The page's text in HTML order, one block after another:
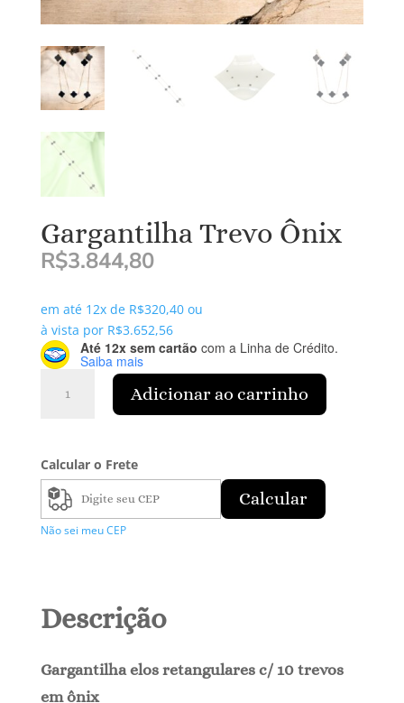
Gargantilha Trevo Ônix
R$3.844,80
em até 12x de R$320,40 ou
à vista por R$3.652,56
Até 12x sem cartão com a Linha de Crédito.
Saiba mais
Trevo
Adicionar ao carrinho
Calcular o Frete
Calcular
Não sei meu CEP
Descrição
Gargantilha elos retangulares c/ 10 trevos
em ônix